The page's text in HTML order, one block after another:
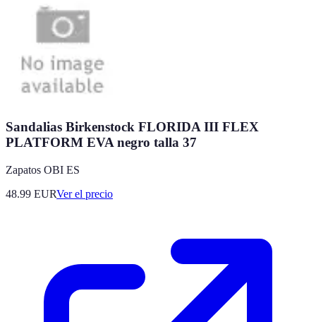
Sandalias Birkenstock FLORIDA III FLEX
PLATFORM EVA negro talla 37
Zapatos OBI ES
48.99 EURVer el precio